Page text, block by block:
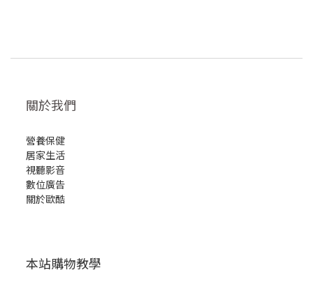
關於我們
營養保健
居家生活
視聽影音
數位廣告
關於歐酷
本站購物教學